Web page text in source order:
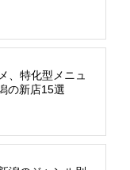
、特化型メニュ
の新店15選